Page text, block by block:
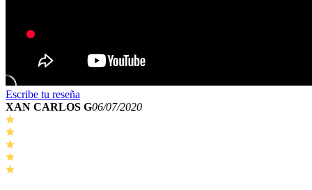
Escribe tu reseña
XAN CARLOS G06/07/2020